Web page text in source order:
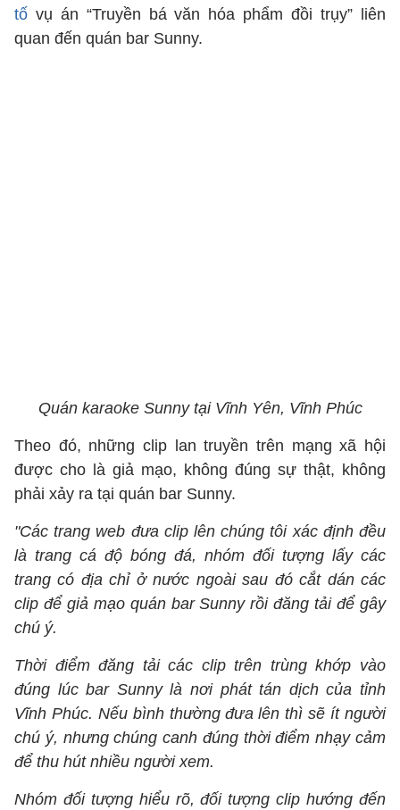
tố vụ án “Truyền bá văn hóa phẩm đồi trụy” liên
quan đến quán bar Sunny.
Quán karaoke Sunny tại Vĩnh Yên, Vĩnh Phúc
Theo đó, những clip lan truyền trên mạng xã hội
được cho là giả mạo, không đúng sự thật, không
phải xảy ra tại quán bar Sunny.
"Các trang web đưa clip lên chúng tôi xác định đều
là trang cá độ bóng đá, nhóm đối tượng lấy các
trang có địa chỉ ở nước ngoài sau đó cắt dán các
clip để giả mạo quán bar Sunny rồi đăng tải để gây
chú ý.
Thời điểm đăng tải các clip trên trùng khớp vào
đúng lúc bar Sunny là nơi phát tán dịch của tỉnh
Vĩnh Phúc. Nếu bình thường đưa lên thì sẽ ít người
chú ý, nhưng chúng canh đúng thời điểm nhạy cảm
để thu hút nhiều người xem.
Nhóm đối tượng hiểu rõ, đối tượng clip hướng đến